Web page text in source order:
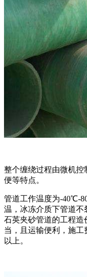
整个缠绕过程由微机
便等特点。
管道工作温度为-40℃-
温，冰冻介质下管道
石英夹砂管道的工程造
当，且运输便利，施
以上。